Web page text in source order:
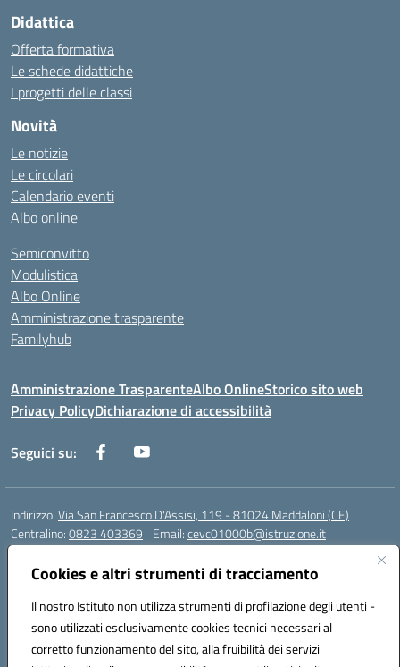
Cookies e altri strumenti di tracciamento
Il nostro Istituto non utilizza strumenti di profilazione degli utenti -
sono utilizzati esclusivamente cookies tecnici necessari al
corretto funzionamento del sito, alla fruibilità dei servizi
Didattica
Offerta formativa
Le schede didattiche
I progetti delle classi
Novità
Le notizie
Le circolari
Calendario eventi
Albo online
Semiconvitto
Modulistica
Albo Online
Amministrazione trasparente
Familyhub
Amministrazione TrasparenteAlbo OnlineStorico sito web
Privacy PolicyDichiarazione di accessibilità
Seguici su:
Indirizzo:Via San Francesco D'Assisi, 119 - 81024 Maddaloni (CE)
Centralino:0823 403369 Email:cevc01000b@istruzione.it
Posta elettronica certificata (PEC):
Codice fiscale: 80004990612 (Convitto) - 93044680614 (Scuole
Annesse)
Codice meccanografico:CEVC01000B
Codice Indice delle Pubbliche Amministrazioni (IPA): istsc_cevc01000b
Codice unico di fatturazione (CUF): ZUT1RT